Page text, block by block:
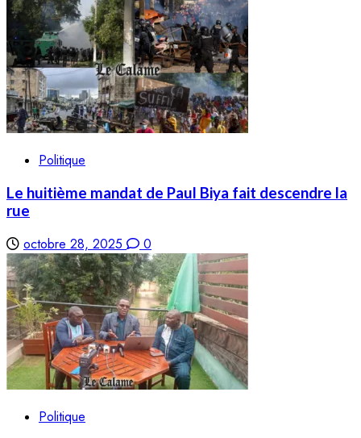
Politique
Le huitième mandat de Paul Biya fait descendre la
rue
octobre 28, 2025 0
Politique